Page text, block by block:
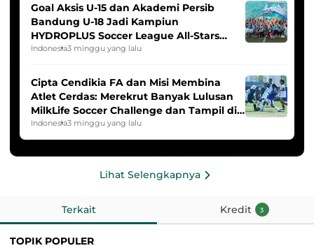
Goal Aksis U-15 dan Akademi Persib
Bandung U-18 Jadi Kampiun
HYDROPLUS Soccer League All-Stars
2025/2026
Indonesia3 minggu yang lalu
Cipta Cendikia FA dan Misi Membina
Atlet Cerdas: Merekrut Banyak Lulusan
MilkLife Soccer Challenge dan Tampil di
HYDROPLUS Soccer League
Indonesia3 minggu yang lalu
Lihat Selengkapnya
Terkait Kredit 3
TOPIK POPULER